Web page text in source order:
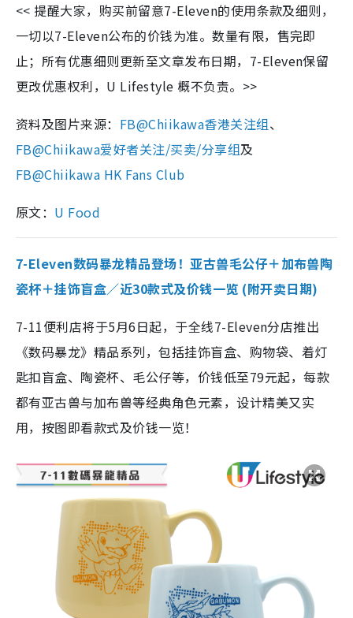
<< 提醒大家，购买前留意7-Eleven的使用条款及细则，
一切以7-Eleven公布的价钱为准。数量有限，售完即
止；所有优惠细则更新至文章发布日期，7-Eleven保留
更改优惠权利，U Lifestyle 概不负责。>>
资料及图片来源： FB@Chiikawa香港关注组、
FB@Chiikawa爱好者关注/买卖/分享组及
FB@Chiikawa HK Fans Club
原文： U Food
7-Eleven数码暴龙精品登场！亚古兽毛公仔＋加布兽陶
瓷杯＋挂饰盲盒／近30款式及价钱一览 (附开卖日期)
7-11便利店将于5月6日起，于全线7-Eleven分店推出
《数码暴龙》精品系列，包括挂饰盲盒、购物袋、着灯
匙扣盲盒、陶瓷杯、毛公仔等，价钱低至79元起，每款
都有亚古兽与加布兽等经典角色元素，设计精美又实
用，按图即看款式及价钱一览！